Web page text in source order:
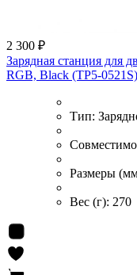
2 300 ₽
Зарядная станция для
RGB, Black (TP5-0521S)
Тип:
Размеры
Вес (г): 270